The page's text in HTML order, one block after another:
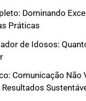
Dominando
Práticas
de Idosos:
Comunicação Não